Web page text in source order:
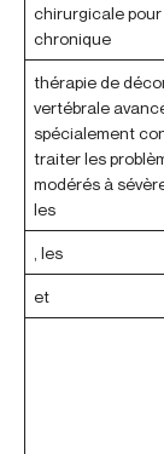
chirurgicale
chronique
thérapie de
vertébrale
spécialement
traiter les
modérés à
les
, les
et